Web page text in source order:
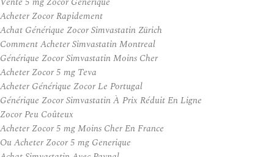
Acheter Zocor Rapidement
Achat Générique Zocor Simvastatin Zürich
Comment Acheter Simvastatin Montreal
Générique Zocor Simvastatin Moins Cher
Acheter Zocor 5 mg Teva
Acheter Générique Zocor Le Portugal
Générique Zocor Simvastatin À Prix Réduit En Ligne
Zocor Peu Coûteux
Acheter Zocor 5 mg Moins Cher En France
Ou Acheter Zocor 5 mg Generique